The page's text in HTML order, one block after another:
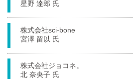
星野 達郎 氏
株式会社sci-bone
宮澤 留以 氏
株式会社ジョコネ。
北 奈央子 氏